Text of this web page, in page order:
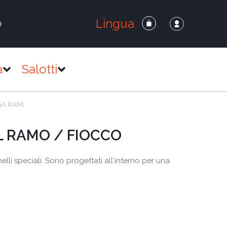
Lingua
Salotti
RAMI
RAMO / FIOCCO
speciali. Sono progettati all'interno per una